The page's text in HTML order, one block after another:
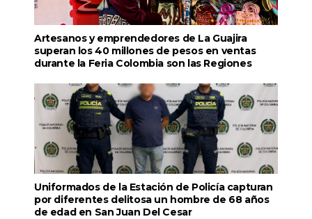
Artesanos y emprendedores de La Guajira
superan los 40 millones de pesos en ventas
durante la Feria Colombia son las Regiones
Uniformados de la Estación de Policía capturan
por diferentes delitosa un hombre de 68 años
de edad en San Juan Del Cesar